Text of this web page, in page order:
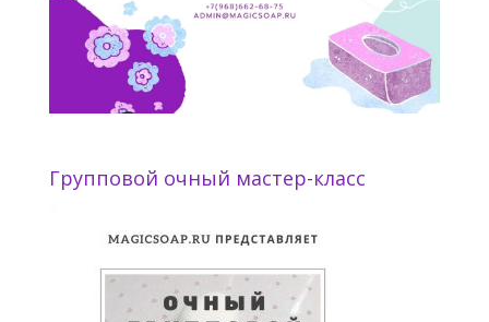
Групповой очный мастер-класс